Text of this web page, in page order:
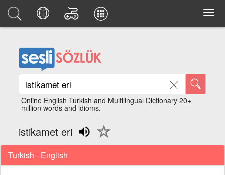
Online English Turkish and Multilingual Dictionary 20+
million words and idioms.
istikamet eri
Turkish - English